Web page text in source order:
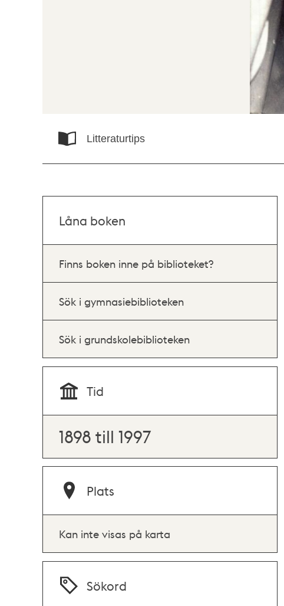
Litteraturtips
Låna boken
Finns boken inne på biblioteket?
Sök i gymnasiebiblioteken
Sök i grundskolebiblioteken
Tid
1898 till 1997
Plats
Kan inte visas på karta
Sökord